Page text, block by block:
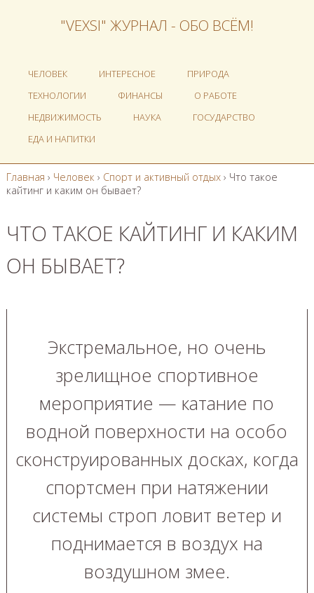
"VEXSI" ЖУРНАЛ - ОБО ВСЁМ!
ЧЕЛОВЕК ИНТЕРЕСНОЕ
ПРИРОДА
ТЕХНОЛОГИИ
ФИНАНСЫ
О РАБОТЕ
НЕДВИЖИМОСТЬ
НАУКА
ГОСУДАРСТВО
ЕДА И НАПИТКИ
Главная › Человек › Спорт и активный отдых› Что такое
кайтинг и каким он бывает?
ЧТО ТАКОЕ КАЙТИНГ И КАКИМ
ОН БЫВАЕТ?
Экстремальное, но очень
зрелищное спортивное
мероприятие — катание по
водной поверхности на особо
сконструированных досках, когда
спортсмен при натяжении
системы строп ловит ветер и
поднимается в воздух на
воздушном змее.